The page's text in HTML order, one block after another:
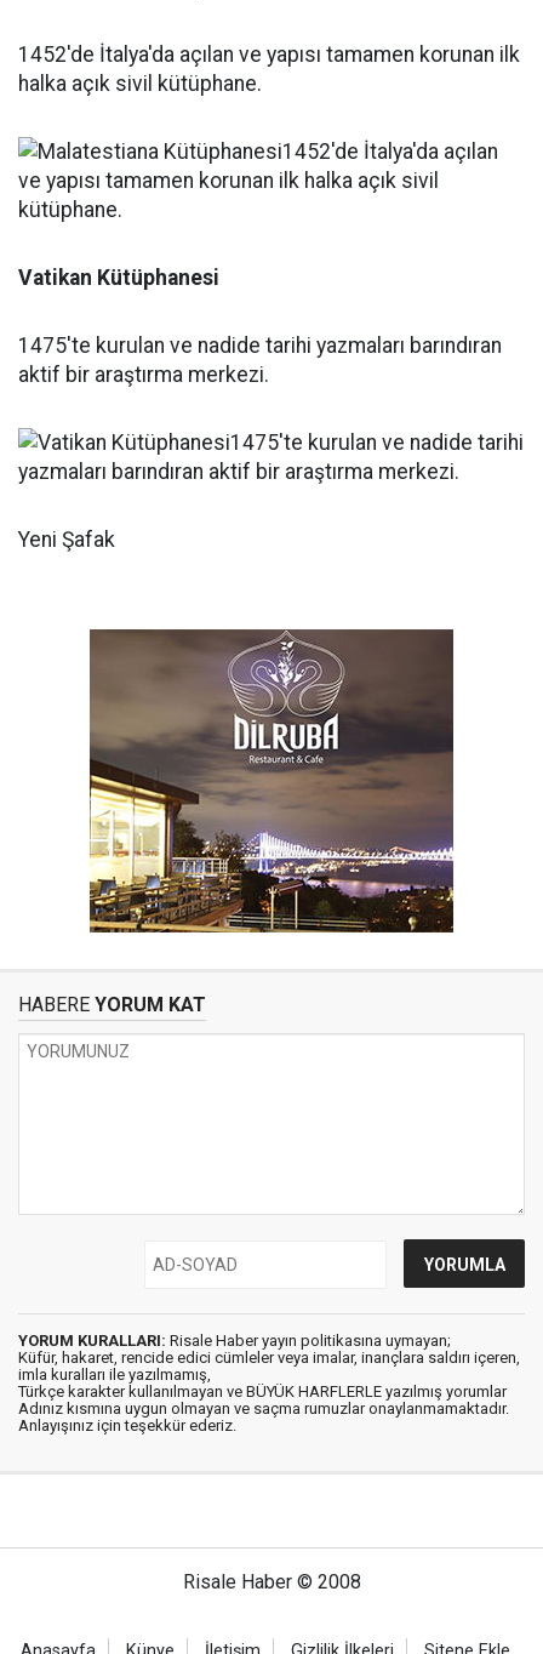
1452'de İtalya'da açılan ve yapısı tamamen korunan ilk
halka açık sivil kütüphane.
Vatikan Kütüphanesi
1475'te kurulan ve nadide tarihi yazmaları barındıran
aktif bir araştırma merkezi.
Yeni Şafak
HABERE YORUM KAT
YORUM KURALLARI: Risale Haber yayın politikasına uymayan;
Küfür, hakaret, rencide edici cümleler veya imalar, inançlara saldırı içeren,
imla kuralları ile yazılmamış,
Türkçe karakter kullanılmayan ve BÜYÜK HARFLERLE yazılmış yorumlar
Adınız kısmına uygun olmayan ve saçma rumuzlar onaylanmamaktadır.
Anlayışınız için teşekkür ederiz.
Risale Haber © 2008